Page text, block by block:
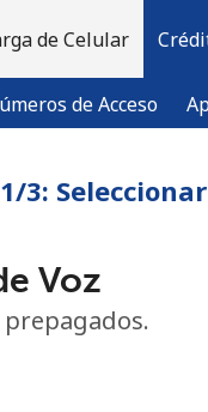
de Celular
de Acceso
3:
Voz